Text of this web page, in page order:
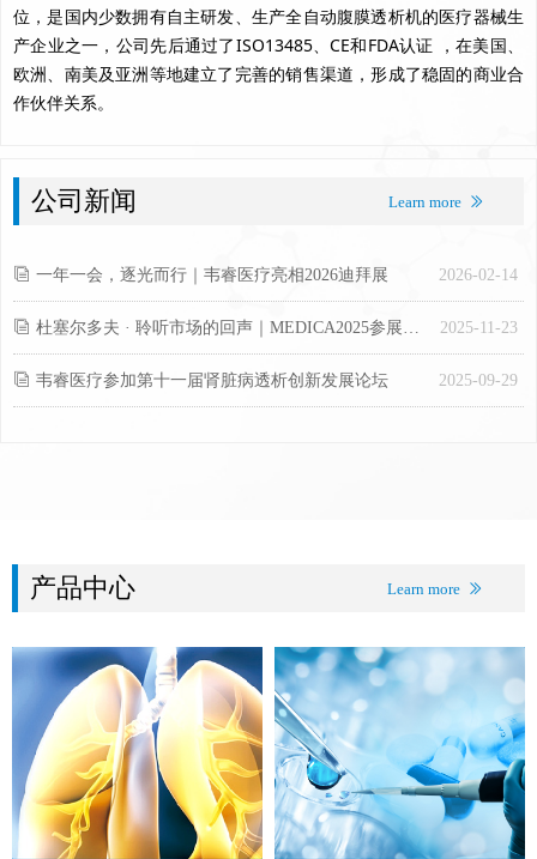
位，是国内少数拥有自主研发、生产全自动腹膜透析机的医疗器械生
产企业之一，公司先后通过了ISO13485、CE和FDA认证 ，在美国、
欧洲、南美及亚洲等地建立了完善的销售渠道，形成了稳固的商业合
作伙伴关系。
公司新闻 Learn more ꅀ
2026-02-14
ꀢ 一年一会，逐光而行｜韦睿医疗亮相2026迪拜展
2025-11-23
ꀢ 杜塞尔多夫 · 聆听市场的回声｜MEDICA2025参展圆满结束
2025-09-29
ꀢ 韦睿医疗参加第十一届肾脏病透析创新发展论坛
产品中心 Learn more ꅀ